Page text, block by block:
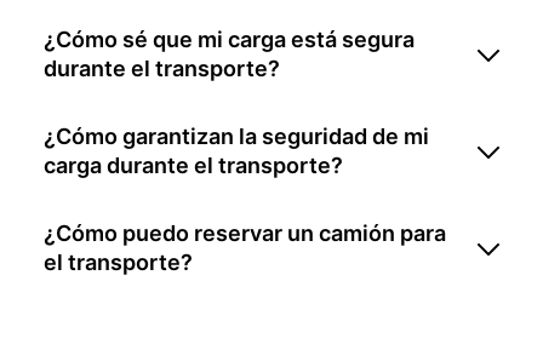
¿Cómo sé que mi carga está segura
durante el transporte?
¿Cómo garantizan la seguridad de mi
carga durante el transporte?
¿Cómo puedo reservar un camión para
el transporte?